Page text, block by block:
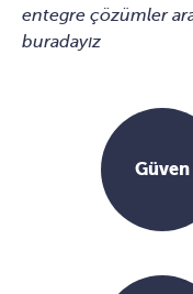
entegre çözümler
buradayız
Güven